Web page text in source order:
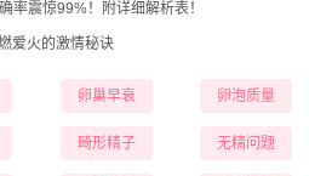
率震惊99%！附详细解析表！
爱火的激情秘诀
卵巢早衰 卵泡质量
畸形精子 无精问题